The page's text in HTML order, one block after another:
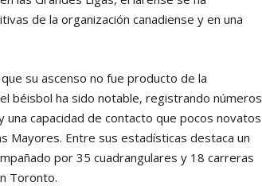
de la organización canadiense y en una
su ascenso no fue producto de la
béisbol ha sido notable, registrando números
capacidad de contacto que pocos novatos
Mayores. Entre sus estadísticas destaca un
por 35 cuadrangulares y 18 carreras
Toronto.